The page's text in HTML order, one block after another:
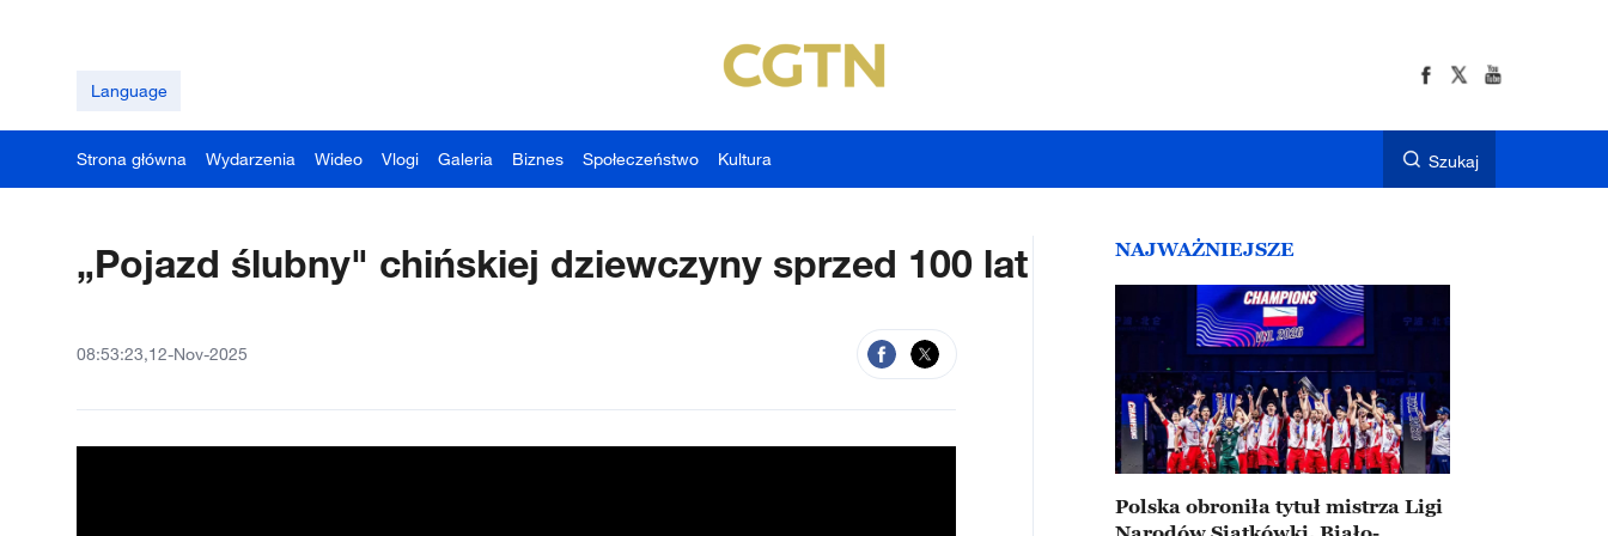
Language
Strona główna Wydarzenia Wideo Vlogi Galeria Biznes Społeczeństwo Kultura Szukaj
„Pojazd ślubny" chińskiej dziewczyny sprzed 100 lat
08:53:23,12-Nov-2025
NAJWAŻNIEJSZE
Polska obroniła tytuł mistrza Ligi